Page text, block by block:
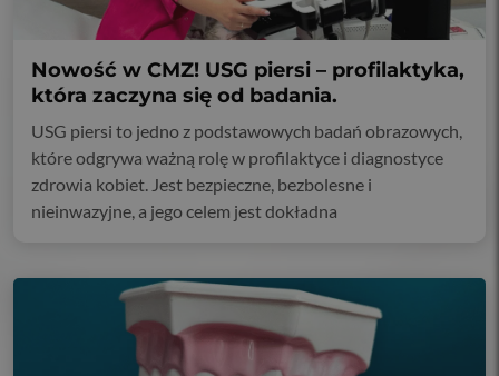
Nowość w CMZ! USG piersi – profilaktyka,
która zaczyna się od badania.
USG piersi to jedno z podstawowych badań obrazowych,
które odgrywa ważną rolę w profilaktyce i diagnostyce
zdrowia kobiet. Jest bezpieczne, bezbolesne i
nieinwazyjne, a jego celem jest dokładna